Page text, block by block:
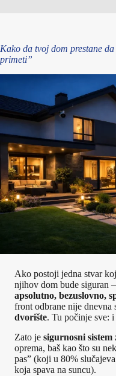
Kako da tvoj dom prestane
primeti”
Ako postoji jedna stvar
njihov dom bude siguran
apsolutno, bezuslovno,
front odbrane nije
dvorište. Tu počinje sve:
Zato je sigurnosni
oprema, baš kao što su
pas” (koji u 80%
koja spava na suncu).